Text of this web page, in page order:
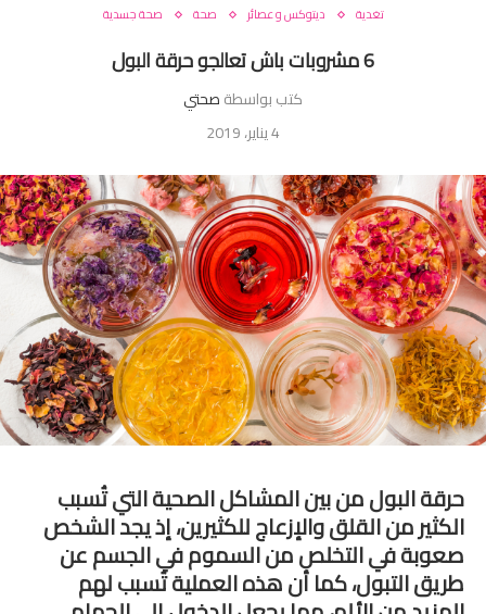
تغدية ديتوكس و عصائر صحة صحة جسدية
6 مشروبات باش تعالجو حرقة البول
كتب بواسطةصحتي
4 يناير، 2019
حرقة البول من بين المشاكل الصحية التي تُسبب
الكثير من القلق والإزعاج للكثيرين، إذ يجد الشخص
صعوبة في التخلص من السموم في الجسم عن
طريق التبول، كما أن هذه العملية تُسبب لهم